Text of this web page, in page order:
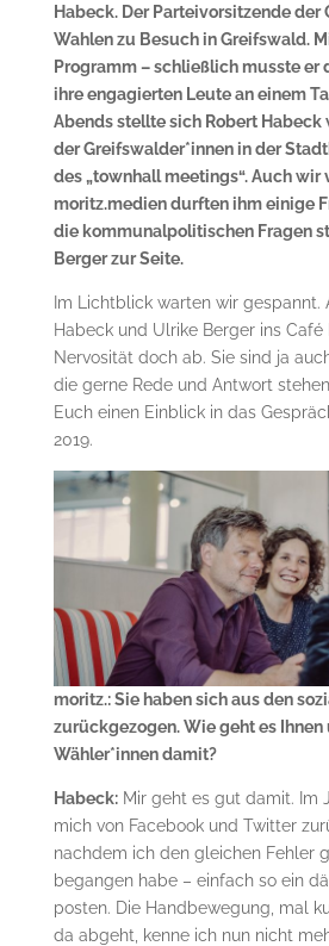
Habeck. Der Parteivorsitzende der
Wahlen zu Besuch in Greifswald.
Programm – schließlich musste er
ihre engagierten Leute an einem
Abends stellte sich Robert Habeck
der Greifswalder*innen in der
des „townhall meetings“. Auch wir
moritz.medien durften ihm einige
die kommunalpolitischen Fragen
Berger zur Seite.
Im Lichtblick warten wir gespannt.
Habeck und Ulrike Berger ins
Nervosität doch ab. Sie sind ja
die gerne Rede und Antwort
Euch einen Einblick in das
2019.
moritz.: Sie haben sich aus den
zurückgezogen. Wie geht es Ihnen
Wähler*innen damit?
Habeck:Mir geht es gut damit. Im
mich von Facebook und Twitter
nachdem ich den gleichen Fehler
begangen habe – einfach so ein
posten. Die Handbewegung, mal
da abgeht, kenne ich nun nicht